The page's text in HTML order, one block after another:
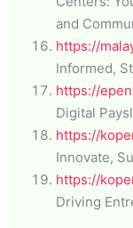
and
https://
Informed,
https://
Digital
https://
Innovate,
https://
Driving